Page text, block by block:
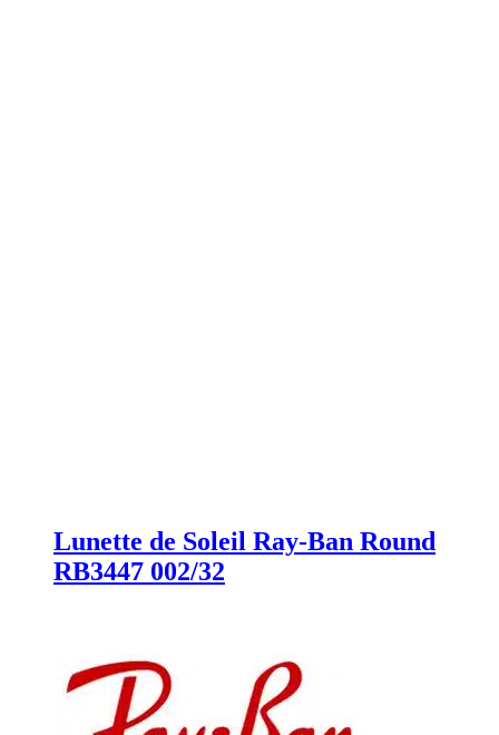
Lunette de Soleil Ray-Ban Round
RB3447 002/32